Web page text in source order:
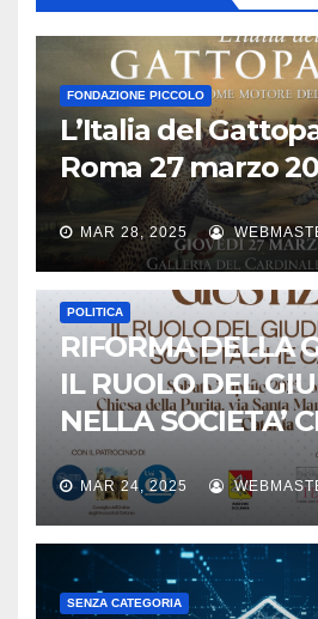
FONDAZIONE PICCOLO
L’Italia del
Roma 27 marzo
MAR 28, 2025
POLITICA
RIFORMA DELLA
IL RUOLO DEL
NELLA SOCIETA’
MAR 24, 2025
SENZA CATEGORIA